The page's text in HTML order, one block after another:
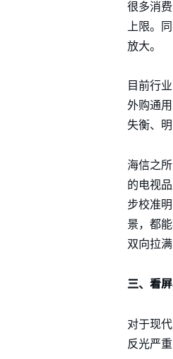
很多消
上限。
放大。
目前行
外购通
失衡、
海信之
的电视
步校准
景，都
双向拉
三、看
对于现
反光严